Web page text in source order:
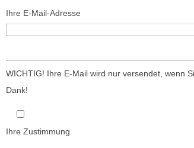
t
e
l
s
Ihre E-Mail-Adresse
i
t
WICHTIG! Ihre E-Mail wird nur versendet, wenn
Dank!
Ihre Zustimmung